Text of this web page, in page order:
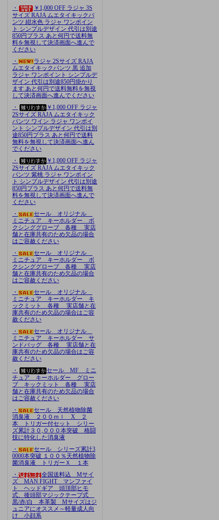
・
￥1,000 OFF ラジャ 3S
サイズ RAJA ムエタイキックパ
ンツ 紺水色 ラジャ ワンポイン
ト シンプルデザイン 代引は別途
850円プラス あと何円で送料無
料を無視して決済画面へ進んで
ください
・
ラジャ 2Sサイズ RAJA
ムエタイキックパンツ 黒 追加
ラジャ ワンポイント シンプルデ
ザイン 代引は別途850円掛かり
ます あと何円で送料無料を無視
して決済画面へ進んでください
・
￥1,000 OFF ラジャ
2Sサイズ RAJA ムエタイキック
パンツ ワイン ラジャ ワンポイ
ント シンプルデザイン 代引は別
途850円プラス あと何円で送料
無料を無視して決済画面へ進ん
でください
・
￥1,000 OFF ラジャ
2Sサイズ RAJA ムエタイキック
パンツ 紫桃 ラジャ ワンポイン
ト シンプルデザイン 代引は別途
850円プラス あと何円で送料無
料を無視して決済画面へ進んで
ください
・
セール オリジナル
ミニチュア キーホルダー ボ
クシンググローブ 各種 実店
舗と在庫共有のため欠品の場合
はご容赦ください
・
セール オリジナル
ミニチュア キーホルダー ボ
クシンググローブ 各種 実店
舗と在庫共有のため欠品の場合
はご容赦ください
・
セール オリジナル
ミニチュア キーホルダー キ
ックミット 各種 実店舗と在
庫共有のため欠品の場合はご容
赦ください
・
セール オリジナル
ミニチュア キーホルダー サ
ンドバッグ 各種 実店舗と在
庫共有のため欠品の場合はご容
赦ください
・
セール MF ミニ
チュア キーホルダー グロー
ブ キックミット 各種 実店
舗と在庫共有のため欠品の場合
はご容赦ください
・
セール 天然植物除菌
消臭液 ２００ｍｌ X ２
本 トリガー付セット シリー
ズ累計３０,０００本突破 格闘
技に特化した消臭液
・
セール シリーズ累計3
0000本突破 １００％天然植物除
菌消臭液 トリガーＸ １本
・
全国送料込 Mサイ
ズ MAN FIGHT マンファイ
ト ヘッドギア 頭頂部ヒモ
式、後頭部マジックテープ式
黒/赤/白 本革製 Mサイズはジ
ュニアにオススメ～軽量成人向
け 小顔系